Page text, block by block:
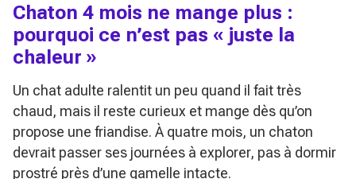
Chaton 4 mois ne mange plus :
pourquoi ce n’est pas « juste la
chaleur »
Un chat adulte ralentit un peu quand il fait très
chaud, mais il reste curieux et mange dès qu’on
propose une friandise. À quatre mois, un chaton
devrait passer ses journées à explorer, pas à dormir
prostré près d’une gamelle intacte.